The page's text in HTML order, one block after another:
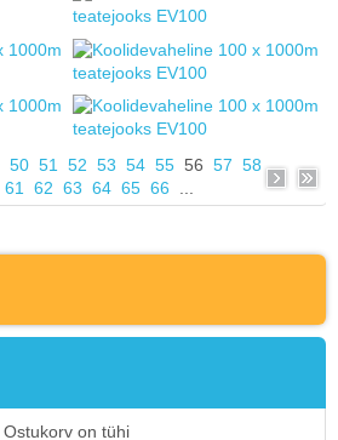
50 51 52 53 54 55 56 57 58
61 62 63 64 65 66
Ostukorv on tühi